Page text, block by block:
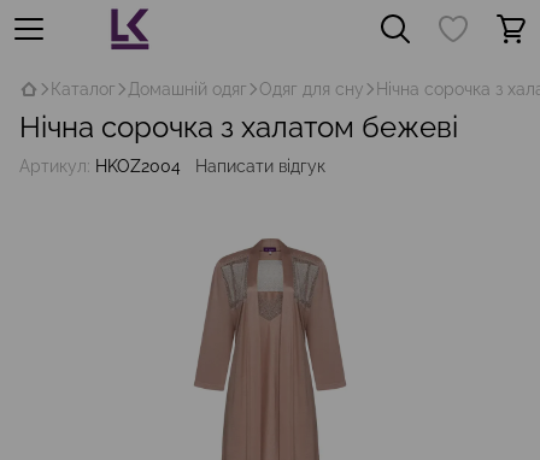
Каталог Домашній одяг Одяг для сну Нічна сорочка з
Нічна сорочка з халатом бежеві
Артикул: HKOZ2004 Написати відгук